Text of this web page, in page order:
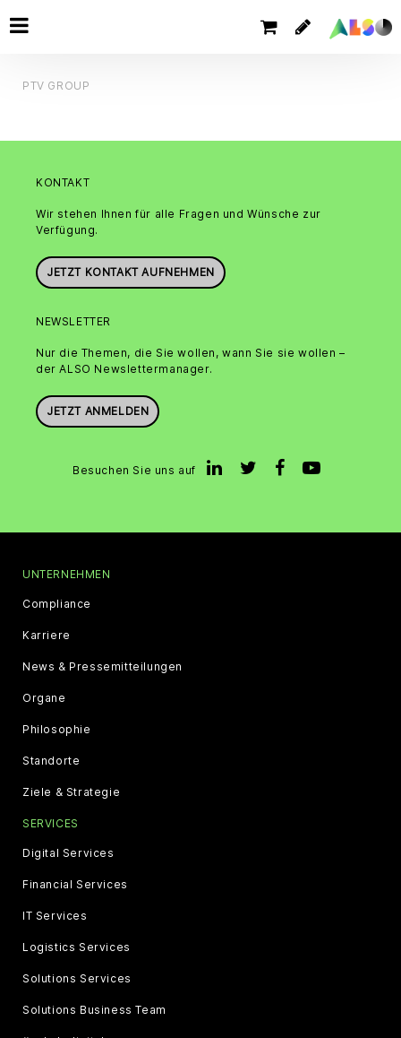
PTV GROUP
KONTAKT
Wir stehen Ihnen für alle Fragen und Wünsche zur
Verfügung.
JETZT KONTAKT AUFNEHMEN
NEWSLETTER
Nur die Themen, die Sie wollen, wann Sie sie wollen –
der ALSO Newslettermanager.
JETZT ANMELDEN
Besuchen Sie uns auf
UNTERNEHMEN
Compliance
Karriere
News & Pressemitteilungen
Organe
Philosophie
Standorte
Ziele & Strategie
SERVICES
Digital Services
Financial Services
IT Services
Logistics Services
Solutions Services
Solutions Business Team